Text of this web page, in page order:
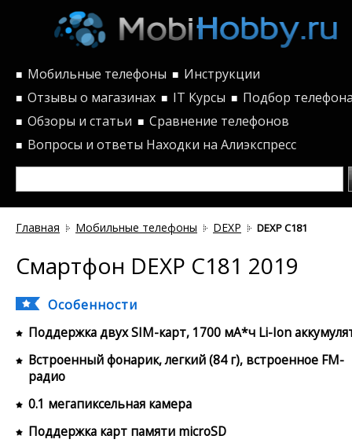
■ Мобильные телефоны ■ Инструкции
■ Отзывы о магазинах ■ IT Курсы ■ Подбор
■ Обзоры и статьи ■ Сравнение телефонов
■ Вопросы и ответы Находки на Алиэкспресс
Главная Мобильные телефоны DEXP DEXP C181
Смартфон DEXP C181 2019
Особенности
Поддержка двух SIM-карт, 1700 мА*ч Li-Ion
Встроенный фонарик, легкий (84 г), встроенное FM-
радио
0.1 мегапиксельная камера
Поддержка карт памяти microSD